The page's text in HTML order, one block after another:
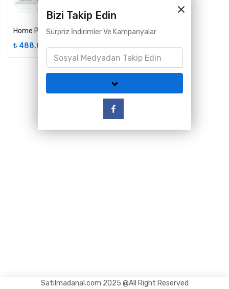
Satılmadanal.com 2025 @All Right Reserved
Home P1 Fiber Cam Yeşil, Gri, Mavi, Mercan, Sarı, Bej
₺ 488,00
Bizi Takip Edin
Sürpriz İndirimler Ve Kampanyalar